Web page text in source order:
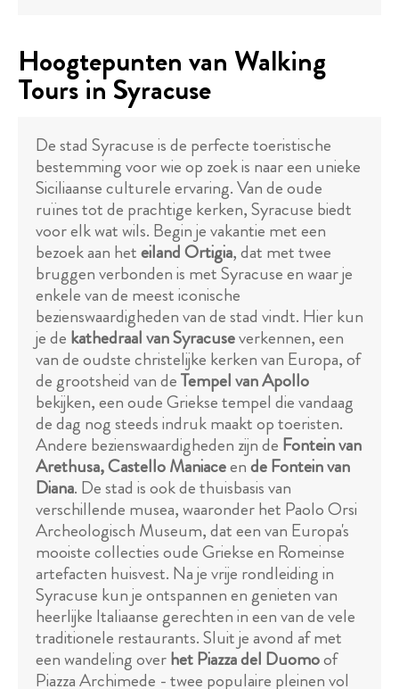
Hoogtepunten van Walking
Tours in Syracuse
De stad Syracuse is de perfecte toeristische
bestemming voor wie op zoek is naar een unieke
Siciliaanse culturele ervaring. Van de oude
ruïnes tot de prachtige kerken, Syracuse biedt
voor elk wat wils. Begin je vakantie met een
bezoek aan heteiland Ortigia, dat met twee
bruggen verbonden is met Syracuse en waar je
enkele van de meest iconische
bezienswaardigheden van de stad vindt. Hier kun
je de kathedraal van Syracuseverkennen, een
van de oudste christelijke kerken van Europa, of
de grootsheid van deTempel van Apollo
bekijken, een oude Griekse tempel die vandaag
de dag nog steeds indruk maakt op toeristen.
Andere bezienswaardigheden zijn de Fontein van
Arethusa, Castello Maniaceende Fontein van
Diana. De stad is ook de thuisbasis van
verschillende musea, waaronder het Paolo Orsi
Archeologisch Museum, dat een van Europa's
mooiste collecties oude Griekse en Romeinse
artefacten huisvest. Na je vrije rondleiding in
Syracuse kun je ontspannen en genieten van
heerlijke Italiaanse gerechten in een van de vele
traditionele restaurants. Sluit je avond af met
een wandeling overhet Piazza del Duomoof
Piazza Archimede - twee populaire pleinen vol